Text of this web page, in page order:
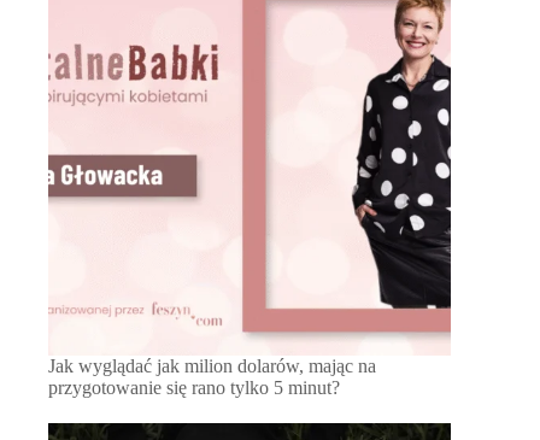
Jak wyglądać jak milion dolarów, mając na
przygotowanie się rano tylko 5 minut?